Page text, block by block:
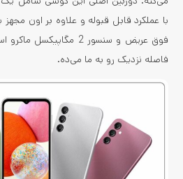
فوق عریض و سنسور 2
فاصله نزدیک رو به ما می‌ده.